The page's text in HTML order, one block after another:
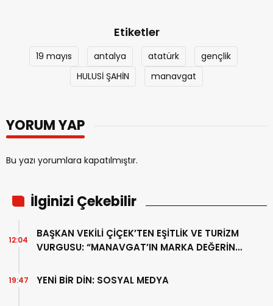
Etiketler
19 mayıs antalya atatürk
gençlik
HULUSİ ŞAHİN
manavgat
YORUM YAP
Bu yazı yorumlara kapatılmıştır.
İlginizi Çekebilir
BAŞKAN VEKİLİ ÇİÇEK’TEN EŞİTLİK VE TURİZM
VURGUSU: “MANAVGAT’IN MARKA DEĞERİNE
12:04
YENİ BİR DİN: SOSYAL MEDYA
19:47